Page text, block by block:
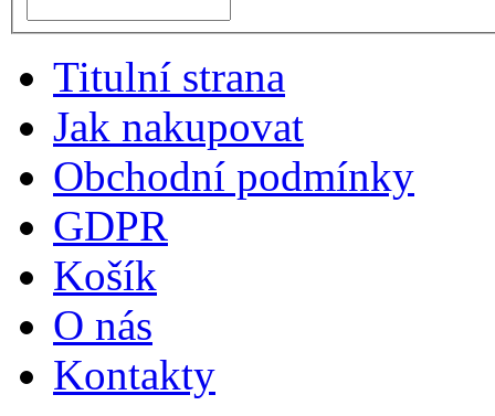
Titulní strana
Jak nakupovat
Obchodní podmínky
GDPR
Košík
O nás
Kontakty